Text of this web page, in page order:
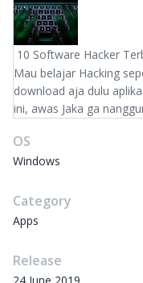
10 Software Hacker
Mau belajar Hacking
download aja dulu
ini, awas Jaka ga
OS
Windows
Category
Apps
Release